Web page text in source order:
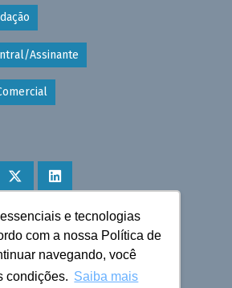
e tecnologias
com a nossa Política de
navegando, você
condições. Saiba mais
Assinante
aplicativo